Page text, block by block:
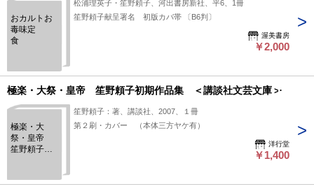
おカルトお
毒味定
食
松浦理英子・笙野頼子、河出書房新社、平6、1冊
笙野頼子献呈署名 初版カバ帯 〔B6判〕
渥美書房
￥2,000
極楽・大祭・皇帝 笙野頼子初期作品集 ＜講談社文芸文庫＞
極楽・大
祭・皇帝
笙野頼子初
芸文庫＞
笙野頼子：著、講談社、2007、１冊
第２刷・カバー （本体三方ヤケ有）
洋行堂
￥1,400